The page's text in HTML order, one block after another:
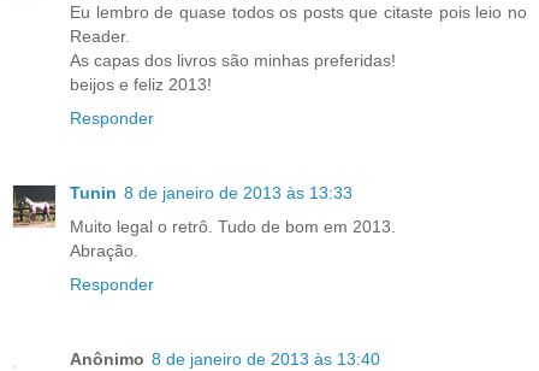
Eu lembro de quase todos os posts que citaste pois leio no
Reader.
As capas dos livros são minhas preferidas!
beijos e feliz 2013!
Responder
Tunin 8 de janeiro de 2013 às 13:33
Muito legal o retrô. Tudo de bom em 2013.
Abração.
Responder
Anônimo 8 de janeiro de 2013 às 13:40